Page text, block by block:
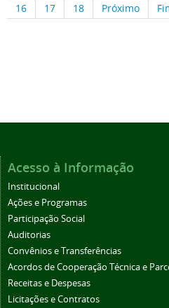
16
17 18 Próximo
Acesso à Informação
Institucional
Ações e Programas
Participação Social
Auditorias
Convênios e Transferências
Acordos de Cooperação Técnica e
Receitas e Despesas
Licitações e Contratos